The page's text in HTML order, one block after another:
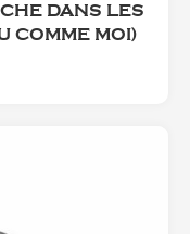
DANS LES
COMME MOI)